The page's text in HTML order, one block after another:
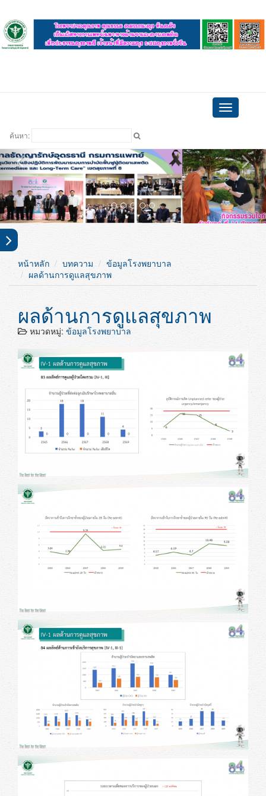
Toggle
navigation
ค้นหา:
หน้าหลัก บทความ
ข้อมูลโรงพยาบาล
ผลด้านการดูแลสุขภาพ
ผลด้านการดูแลสุขภาพ
หมวดหมู่: ข้อมูลโรงพยาบาล